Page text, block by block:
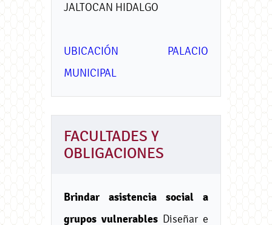
JALTOCAN HIDALGO
UBICACIÓN PALACIO
MUNICIPAL
FACULTADES Y
OBLIGACIONES
Brindar asistencia social a
grupos vulnerables Diseñar e